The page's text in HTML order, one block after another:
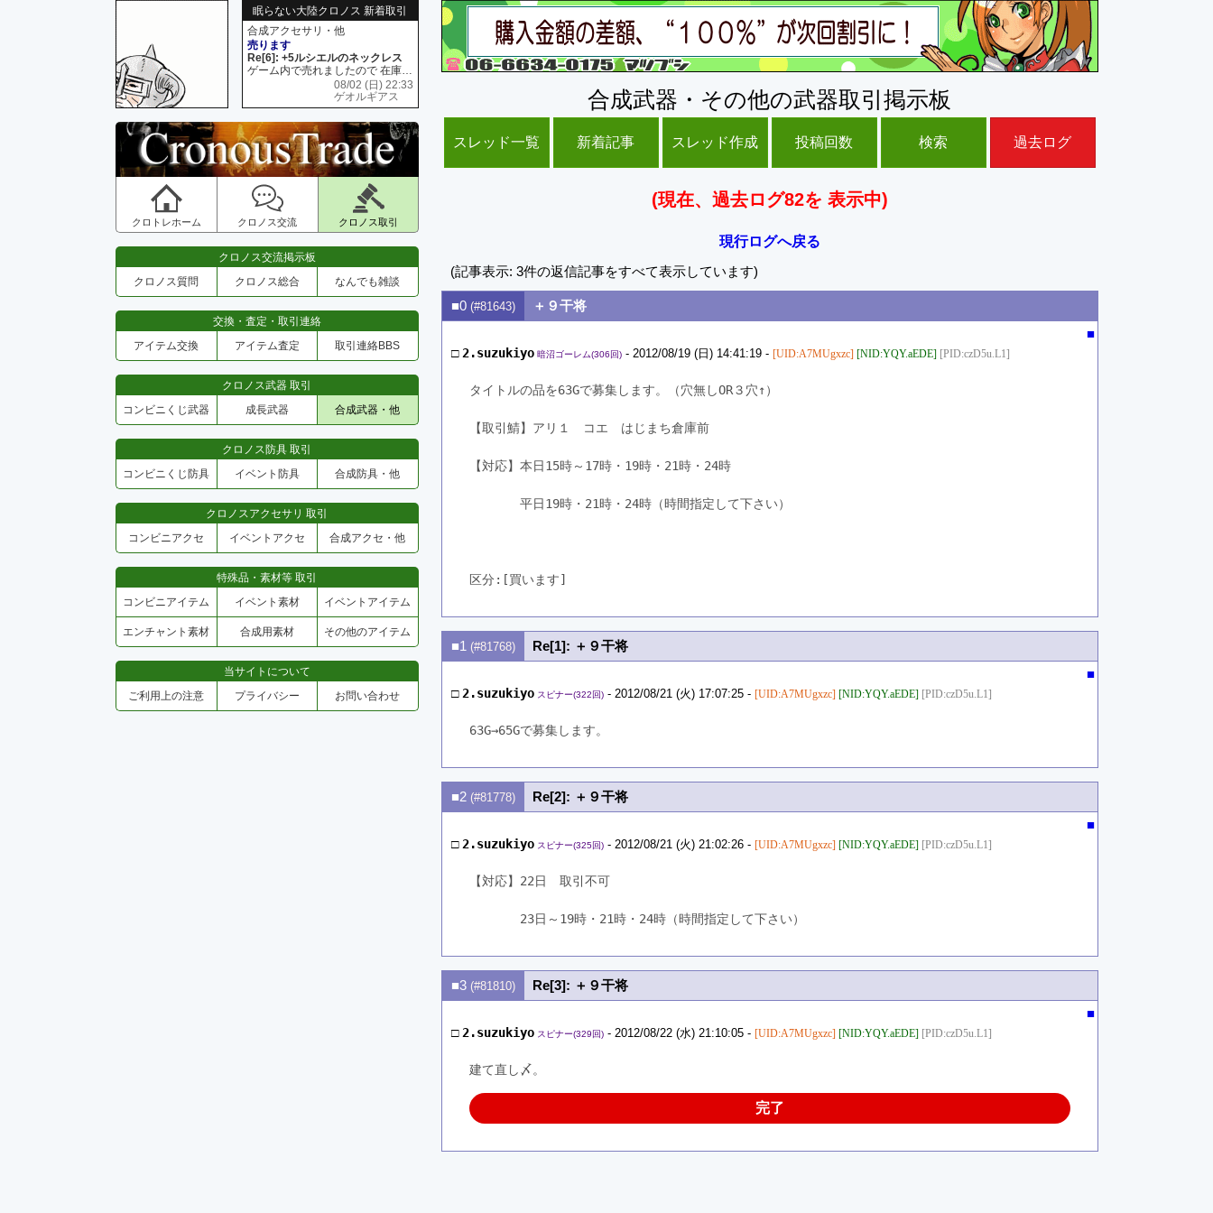
眠らない大陸クロノス 新着取引
合成アクセサリ・他
売ります
Re[6]: +5ルシエルのネックレス
ゲーム内で売れましたので 在庫がネク1 リング4 となります リングのお値段は80G といたします
08/02 (日) 22:33
ゲオルギアス
クロトレホーム クロノス交流 クロノス取引
クロノス交流掲示板
クロノス質問
クロノス総合 なんでも雑談
交換・査定・取引連絡
アイテム交換
アイテム査定 取引連絡BBS
クロノス武器 取引
コンビニくじ武器
成長武器 合成武器・他
クロノス防具 取引
コンビニくじ防具
イベント防具 合成防具・他
クロノスアクセサリ 取引
コンビニアクセ
イベントアクセ 合成アクセ・他
特殊品・素材等 取引
コンビニアイテム
イベント素材 イベントアイテム
エンチャント素材 合成用素材 その他のアイテム
当サイトについて
ご利用上の注意
プライバシー お問い合わせ
合成武器・その他の武器取引掲示板
スレッド一覧 新着記事 スレッド作成 投稿回数 検索 過去ログ
(現在、過去ログ82を 表示中)
現行ログへ戻る
(記事表示: 3件の返信記事をすべて表示しています)
■0 (#81643)
＋９干将
■
□ 2.suzukiyo 暗沼ゴーレム(306回)- 2012/08/19 (日) 14:41:19 - [UID:A7MUgxzc] [NID:YQY.aEDE] [PID:czD5u.L1]
タイトルの品を63Gで募集します。（穴無しOR３穴↑）
【取引鯖】アリ１　コエ　はじまち倉庫前
【対応】本日15時～17時・19時・21時・24時
平日19時・21時・24時（時間指定して下さい）
区分:[買います]
■1 (#81768)
Re[1]: ＋９干将
■
□ 2.suzukiyo スピナー(322回)- 2012/08/21 (火) 17:07:25 - [UID:A7MUgxzc] [NID:YQY.aEDE] [PID:czD5u.L1]
63G→65Gで募集します。
■2 (#81778)
Re[2]: ＋９干将
■
□ 2.suzukiyo スピナー(325回)- 2012/08/21 (火) 21:02:26 - [UID:A7MUgxzc] [NID:YQY.aEDE] [PID:czD5u.L1]
【対応】22日　取引不可
23日～19時・21時・24時（時間指定して下さい）
■3 (#81810)
Re[3]: ＋９干将
■
□ 2.suzukiyo スピナー(329回)- 2012/08/22 (水) 21:10:05 - [UID:A7MUgxzc] [NID:YQY.aEDE] [PID:czD5u.L1]
建て直し〆。
完了